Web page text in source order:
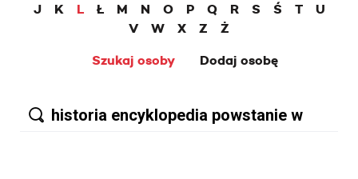
J
K L Ł M N O P Q R S Ś T
U
V
W X Z
Ż
Szukaj osoby
Dodaj osobę